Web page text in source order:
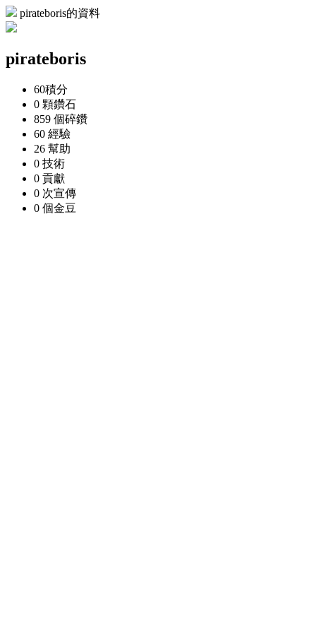
pirateboris的資料
pirateboris
60積分
0 顆鑽石
859 個碎鑽
60 經驗
26 幫助
0 技術
0 貢獻
0 次宣傳
0 個金豆